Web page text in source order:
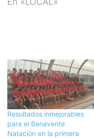
Resultados inmejorables
para el Benavente
Natación en la primera